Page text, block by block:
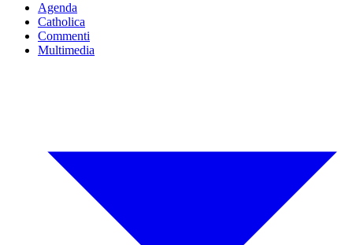
Agenda
Catholica
Commenti
Multimedia